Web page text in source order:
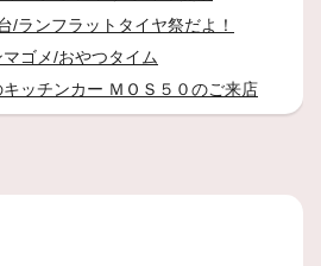
/ランフラットタイヤ祭だよ！
ゴメ/おやつタイム
ッチンカー ＭＯＳ５０のご来店